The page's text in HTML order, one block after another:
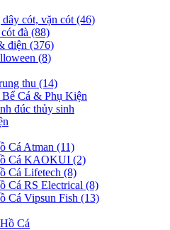
cót, vặn cót (46)
đà (88)
điện (376)
(8)
thu (14)
Cá & Phụ Kiện
đúc thủy sinh
Cá Atman (11)
Cá KAOKUI (2)
Cá Lifetech (8)
Cá RS Electrical (8)
Cá Vipsun Fish (13)
Cá